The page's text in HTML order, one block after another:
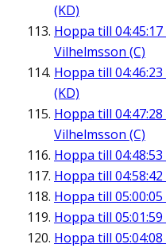
(KD)
Hoppa till 04:45:17
Vilhelmsson (C)
Hoppa till 04:46:23
(KD)
Hoppa till 04:47:28
Vilhelmsson (C)
Hoppa till 04:48:53
Hoppa till 04:58:42
Hoppa till 05:00:05
Hoppa till 05:01:59
Hoppa till 05:04:08